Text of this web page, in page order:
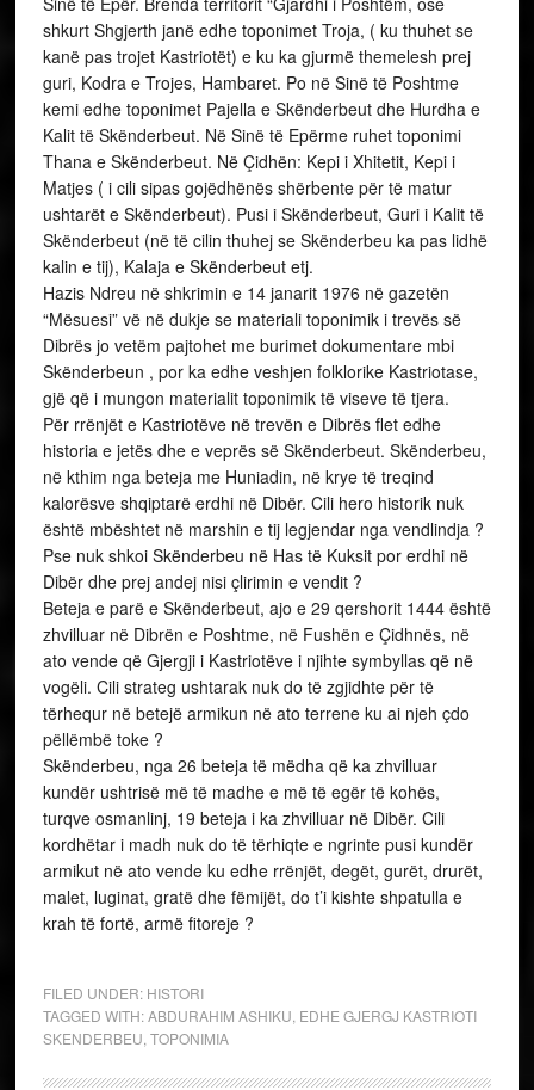
shkurt Shgjerth janë edhe toponimet Troja, ( ku thuhet se
kanë pas trojet Kastriotët) e ku ka gjurmë themelesh prej
guri, Kodra e Trojes, Hambaret. Po në Sinë të Poshtme
kemi edhe toponimet Pajella e Skënderbeut dhe Hurdha e
Kalit të Skënderbeut. Në Sinë të Epërme ruhet toponimi
Thana e Skënderbeut. Në Çidhën: Kepi i Xhitetit, Kepi i
Matjes ( i cili sipas gojëdhënës shërbente për të matur
ushtarët e Skënderbeut). Pusi i Skënderbeut, Guri i Kalit të
Skënderbeut (në të cilin thuhej se Skënderbeu ka pas lidhë
kalin e tij), Kalaja e Skënderbeut etj.
Hazis Ndreu në shkrimin e 14 janarit 1976 në gazetën
“Mësuesi” vë në dukje se materiali toponimik i trevës së
Dibrës jo vetëm pajtohet me burimet dokumentare mbi
Skënderbeun , por ka edhe veshjen folklorike Kastriotase,
gjë që i mungon materialit toponimik të viseve të tjera.
Për rrënjët e Kastriotëve në trevën e Dibrës flet edhe
historia e jetës dhe e veprës së Skënderbeut. Skënderbeu,
në kthim nga beteja me Huniadin, në krye të treqind
kalorësve shqiptarë erdhi në Dibër. Cili hero historik nuk
është mbështet në marshin e tij legjendar nga vendlindja ?
Pse nuk shkoi Skënderbeu në Has të Kuksit por erdhi në
Dibër dhe prej andej nisi çlirimin e vendit ?
Beteja e parë e Skënderbeut, ajo e 29 qershorit 1444 është
zhvilluar në Dibrën e Poshtme, në Fushën e Çidhnës, në
ato vende që Gjergji i Kastriotëve i njihte symbyllas që në
vogëli. Cili strateg ushtarak nuk do të zgjidhte për të
tërhequr në betejë armikun në ato terrene ku ai njeh çdo
pëllëmbë toke ?
Skënderbeu, nga 26 beteja të mëdha që ka zhvilluar
kundër ushtrisë më të madhe e më të egër të kohës,
turqve osmanlinj, 19 beteja i ka zhvilluar në Dibër. Cili
kordhëtar i madh nuk do të tërhiqte e ngrinte pusi kundër
armikut në ato vende ku edhe rrënjët, degët, gurët, drurët,
malet, luginat, gratë dhe fëmijët, do t’i kishte shpatulla e
krah të fortë, armë fitoreje ?
FILED UNDER: HISTORI
TAGGED WITH:ABDURAHIM ASHIKU EDHE GJERGJ KASTRIOTI
SKENDERBEU TOPONIMIA